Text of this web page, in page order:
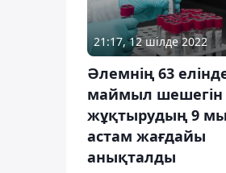
21:17, 12 шілде 2022
Әлемнің 63
маймыл шешегін
жұқтырудың 9
астам жағдайы
анықталды